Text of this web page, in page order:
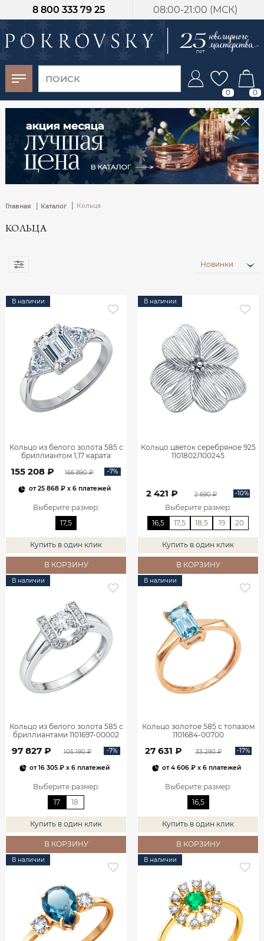
08:00-21:00 (МСК)
8 800 333 79 25
0 0
Главная | Каталог Кольца
КОЛЬЦА
Новинки
В наличии
Кольцо из белого золота 585 с
бриллиантом 1,17 карата
155 208 ₽ 166 890 ₽ -7%
от25 868 ₽x 6 платежей
Выберите размер:
17,5
Купить в один клик
В КОРЗИНУ
В наличии
Кольцо цветок серебряное 925
1101802Л00245
2 421 ₽ 2 690 ₽ -10%
Выберите размер:
16,5
17,5 18,5 19 20
Купить в один клик
В КОРЗИНУ
В наличии
Кольцо из белого золота 585 с
бриллиантами 1101697-00002
97 827 ₽ 105 190 ₽ -7%
от16 305 ₽ x 6 платежей
Выберите размер:
17
18
Купить в один клик
В КОРЗИНУ
В наличии
Кольцо золотое 585 с топазом
1101684-00700
27 631 ₽ 33 290 ₽ -17%
от4 606 ₽ x 6 платежей
Выберите размер:
16,5
Купить в один клик
В КОРЗИНУ
В наличии В наличии
-30%
от 15 дней с
момента оплаты